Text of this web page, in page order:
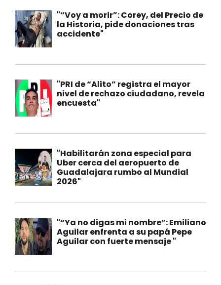
"“Voy a morir”: Corey, del Precio de
la Historia, pide donaciones tras
accidente"
"PRI de “Alito” registra el mayor
nivel de rechazo ciudadano, revela
encuesta"
"Habilitarán zona especial para
Uber cerca del aeropuerto de
Guadalajara rumbo al Mundial
2026"
"“Ya no digas mi nombre”: Emiliano
Aguilar enfrenta a su papá Pepe
Aguilar con fuerte mensaje "